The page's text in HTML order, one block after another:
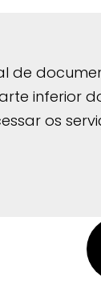
inferior
os